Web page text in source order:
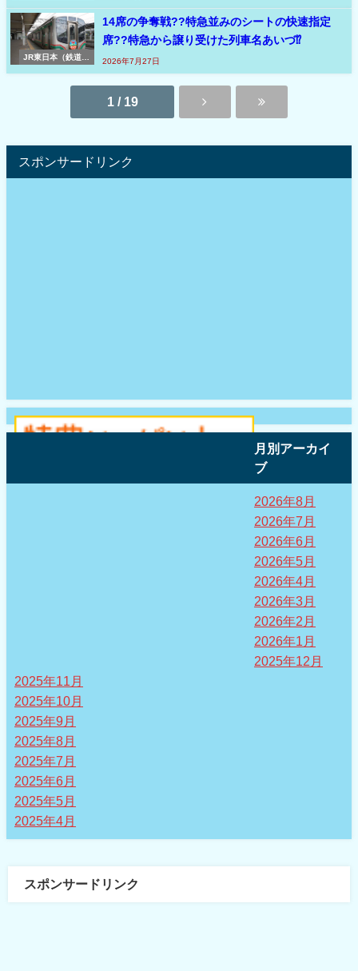
JR東日本（鉄道コ
14席の争奪戦??特急並みのシートの快速指定
席??特急から譲り受けた列車名あいづ⁉
2026年7月27日
1 / 19
スポンサードリンク
月別アーカイ
ブ
2026年8月
2026年7月
2026年6月
2026年5月
2026年4月
2026年3月
2026年2月
2026年1月
2025年12月
2025年11月
2025年10月
2025年9月
2025年8月
2025年7月
2025年6月
2025年5月
2025年4月
スポンサードリンク